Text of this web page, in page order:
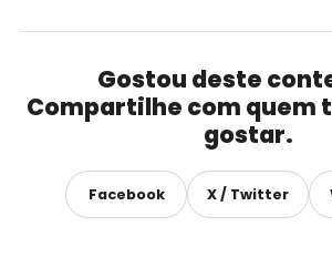
Gostou deste
Compartilhe com quem
gostar.
Facebook X / Twitter